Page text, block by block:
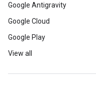
Google Antigravity
Google Cloud
Google Play
View all